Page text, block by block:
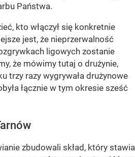
Państwa.
kto włączył się konkretnie
jest, że nieprzerwalność
ligowych zostanie
że mówimy tutaj o drużynie,
trzy razy wygrywała drużynowe
łącznie w tym okresie sześć
zbudowali skład, który stawia